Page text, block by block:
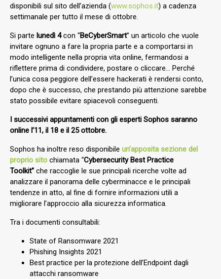
disponibili sul sito dell’azienda (www.sophos.it) a cadenza
settimanale per tutto il mese di ottobre.
Si parte lunedì 4con “BeCyberSmart” un articolo che vuole
invitare ognuno a fare la propria parte e a comportarsi in
modo intelligente nella propria vita online, fermandosi a
riflettere prima di condividere, postare o cliccare… Perché
l’unica cosa peggiore dell’essere hackerati è rendersi conto,
dopo che è successo, che prestando più attenzione sarebbe
stato possibile evitare spiacevoli conseguenti.
I successivi appuntamenti con gli esperti Sophos saranno
online l’11, il 18 e il 25 ottobre.
Sophos ha inoltre reso disponibile un’apposita sezione del
proprio sito chiamata “Cybersecurity Best Practice
Toolkit” che raccoglie le sue principali ricerche volte ad
analizzare il panorama delle cyberminacce e le principali
tendenze in atto, al fine di fornire informazioni utili a
migliorare l’approccio alla sicurezza informatica.
Tra i documenti consultabili:
State of Ransomware 2021
Phishing Insights 2021
Best practice per la protezione dell’Endpoint dagli
attacchi ransomware